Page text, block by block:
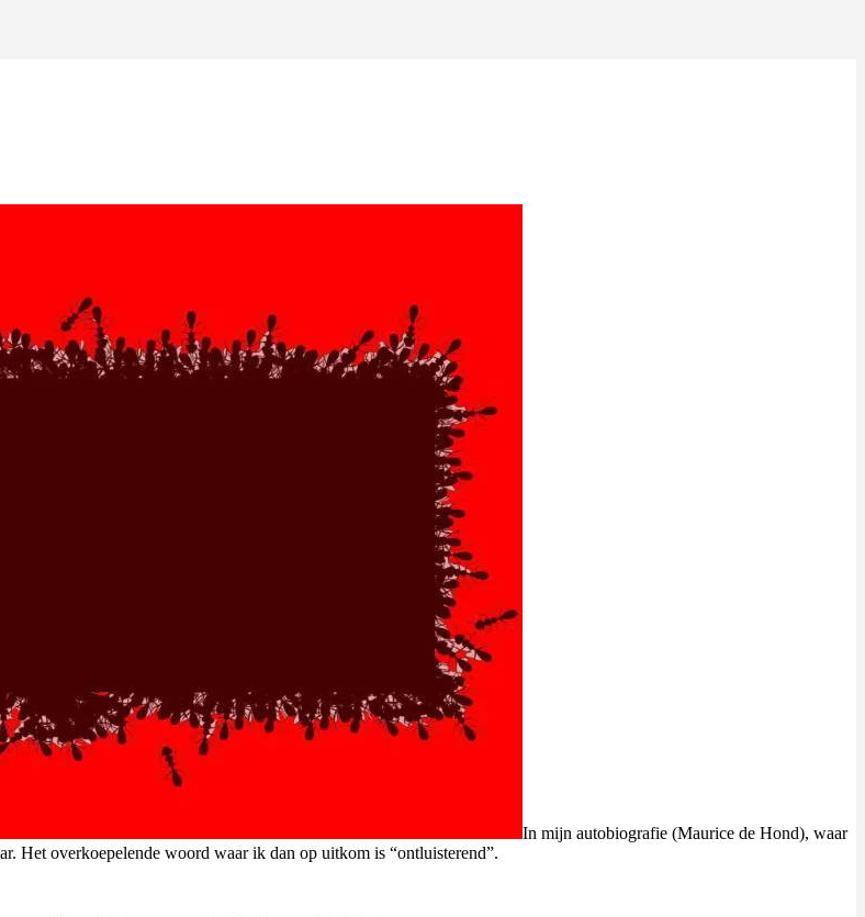
In mijn autobiografie (Maurice de Hond), waar
Het overkoepelende woord waar ik dan op uitkom is “ontluisterend”.